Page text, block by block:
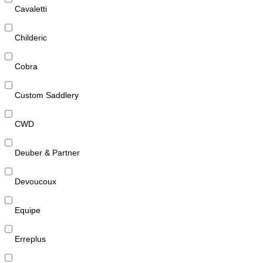
Cavaletti
Childeric
Cobra
Custom Saddlery
CWD
Deuber & Partner
Devoucoux
Equipe
Erreplus